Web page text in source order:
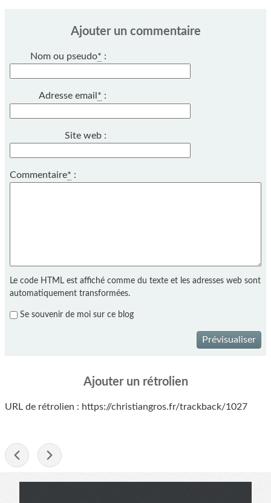
Ajouter un commentaire
Nom ou pseudo* :
Adresse email * :
Site web :
Commentaire* :
Le code HTML est affiché comme du texte et les adresses web sont
automatiquement transformées.
Se souvenir de moi sur ce blog
Prévisualiser
Ajouter un rétrolien
URL de rétrolien : https://christiangros.fr/trackback/1027